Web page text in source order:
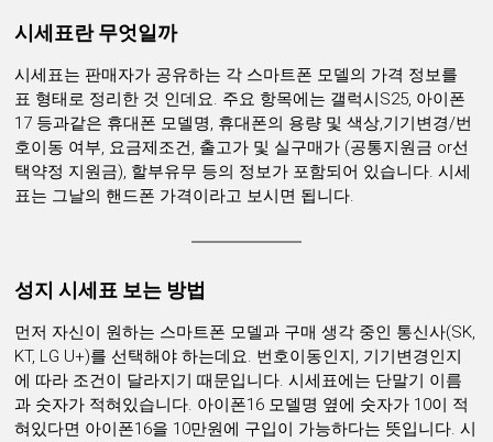
시세표란 무엇일까
시세표는 판매자가 공유하는 각 스마트폰 모델의 가격 정보를
표 형태로 정리한 것 인데요. 주요 항목에는 갤럭시S25, 아이폰
17 등과같은 휴대폰 모델명, 휴대폰의 용량 및 색상,기기변경/번
호이동 여부, 요금제조건, 출고가 및 실구매가 (공통지원금 or선
택약정 지원금), 할부유무 등의 정보가 포함되어 있습니다. 시세
표는 그날의 핸드폰 가격이라고 보시면 됩니다.
성지 시세표 보는 방법
먼저 자신이 원하는 스마트폰 모델과 구매 생각 중인 통신사(SK,
KT, LG U+)를 선택해야 하는데요. 번호이동인지, 기기변경인지
에 따라 조건이 달라지기 때문입니다. 시세표에는 단말기 이름
과 숫자가 적혀있습니다. 아이폰16 모델명 옆에 숫자가 10이 적
혀있다면 아이폰16을 10만원에 구입이 가능하다는 뜻입니다. 시